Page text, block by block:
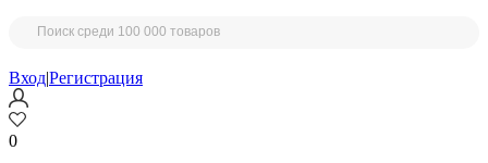
Вход|Регистрация
0